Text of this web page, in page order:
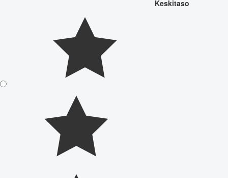
Keskitaso